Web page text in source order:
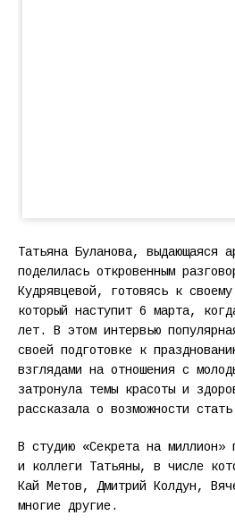
Татьяна Буланова, выдающаяся
поделилась откровенным
Кудрявцевой, готовясь к
который наступит 6 марта,
лет. В этом интервью
своей подготовке к
взглядами на отношения с
затронула темы красоты и
рассказала о возможности
В студию «Секрета на миллион»
и коллеги Татьяны, в числе
Кай Метов, Дмитрий Колдун,
многие другие.